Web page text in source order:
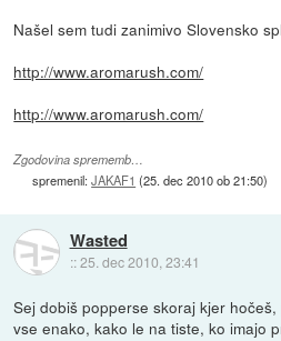
Našel sem tudi zanimivo Slovensko
http://www.aromarush.com/
http://www.aromarush.com/
Zgodovina sprememb…
spremenil:JAKAF1 (25. dec 2010 ob 21:50)
Wasted
::25. dec 2010, 23:41
Sej dobiš popperse skoraj kjer
vse enako, kako le na tiste, ko imajo